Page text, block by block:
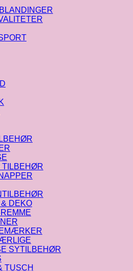
TILBEHØR
DEKO
SYTILBEHØR
TUSCH